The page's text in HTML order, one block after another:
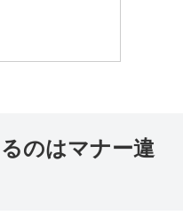
のはマナー違